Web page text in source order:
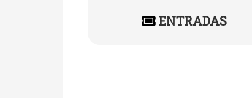
ENTRADAS